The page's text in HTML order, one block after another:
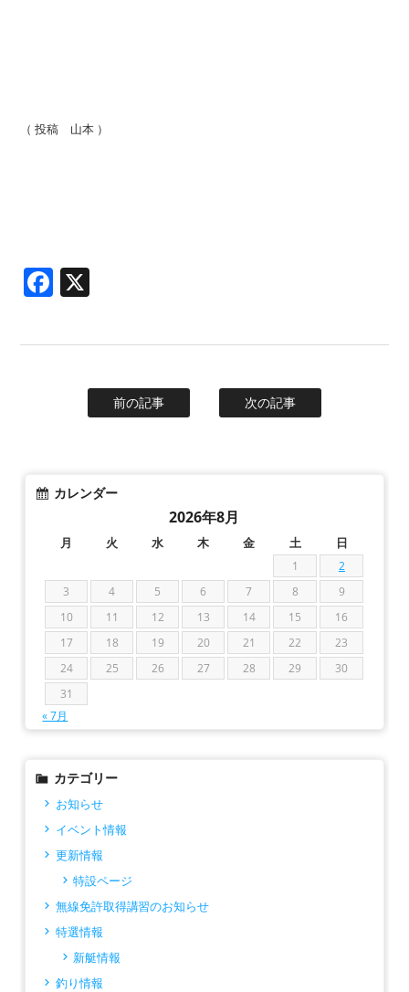
（ 投稿 山本 ）
Facebook
前の記事 次の記事
カレンダー
2026年8月
月 火 水 木 金 土 日
1
2
3
4 5 6 7 8
9
10
11 12 13 14 15
16
17
18 19 20 21 22
23
24
25 26 27 28 29
30
31
« 7月
カテゴリー
お知らせ
イベント情報
更新情報
特設ページ
無線免許取得講習のお知らせ
特選情報
新艇情報
釣り情報